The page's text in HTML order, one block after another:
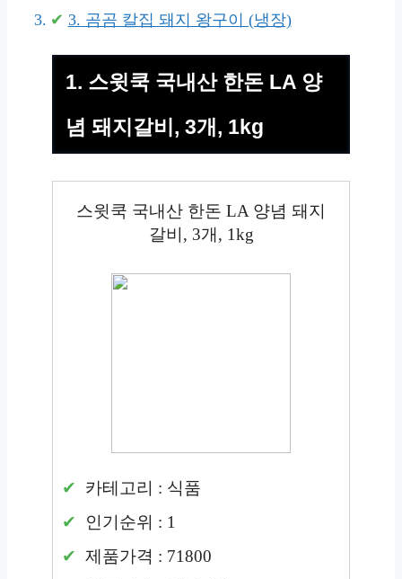
3. 곰곰 칼집 돼지 왕구이 (냉장)
1. 스윗쿡 국내산 한돈 LA 양
념 돼지갈비, 3개, 1kg
스윗쿡 국내산 한돈 LA 양념 돼지
갈비, 3개, 1kg
카테고리 : 식품
인기순위 : 1
제품가격 : 71800